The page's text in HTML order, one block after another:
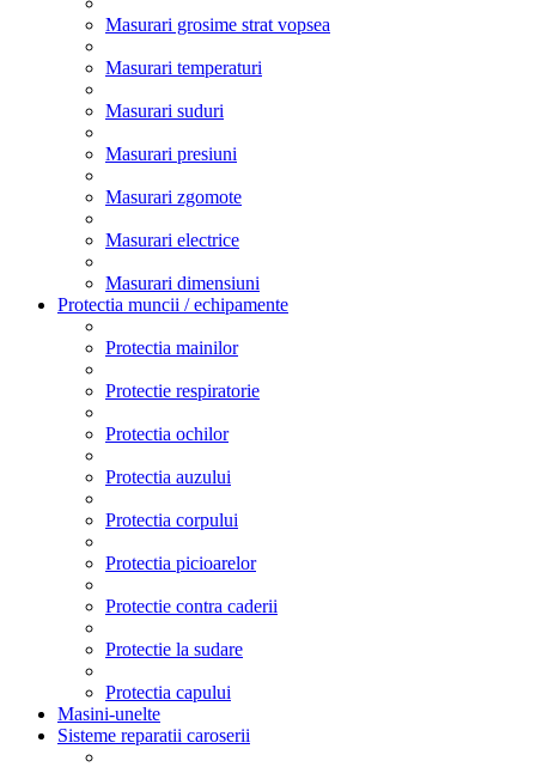
Masurari grosime strat vopsea
Masurari temperaturi
Masurari suduri
Masurari presiuni
Masurari zgomote
Masurari electrice
Masurari dimensiuni
Protectia muncii / echipamente
Protectia mainilor
Protectie respiratorie
Protectia ochilor
Protectia auzului
Protectia corpului
Protectia picioarelor
Protectie contra caderii
Protectie la sudare
Protectia capului
Masini-unelte
Sisteme reparatii caroserii